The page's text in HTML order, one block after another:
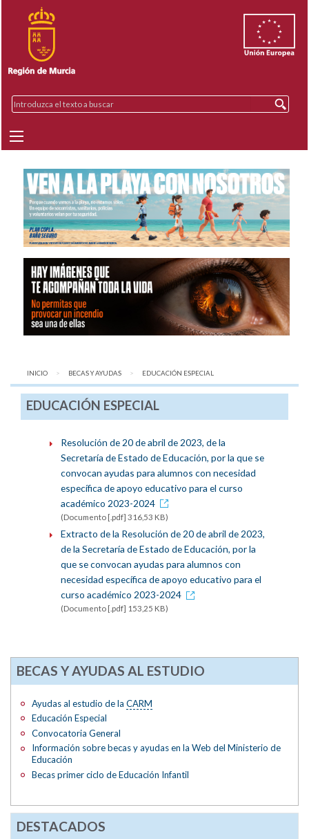
INICIO BECAS Y AYUDAS AQUÍ:
EDUCACIÓN ESPECIAL
EDUCACIÓN ESPECIAL
Resolución de 20 de abril de 2023, de la
Secretaría de Estado de Educación, por la que se
convocan ayudas para alumnos con necesidad
específica de apoyo educativo para el curso
académico 2023-2024
(Documento [.pdf] 316,53 KB)
Extracto de la Resolución de 20 de abril de 2023,
de la Secretaría de Estado de Educación, por la
que se convocan ayudas para alumnos con
necesidad específica de apoyo educativo para el
curso académico 2023-2024
(Documento [.pdf] 153,25 KB)
BECAS Y AYUDAS AL ESTUDIO
Ayudas al estudio de laCARM
Educación Especial
Convocatoria General
Información sobre becas y ayudas en la Web del Ministerio de
Educación
Becas primer ciclo de Educación Infantil
DESTACADOS